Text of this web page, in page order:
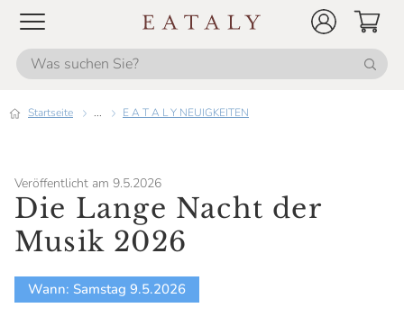
Startseite ... E A T A L Y NEUIGKEITEN
Veröffentlicht am 9.5.2026
Die Lange Nacht der
Musik 2026
Wann: Samstag 9.5.2026